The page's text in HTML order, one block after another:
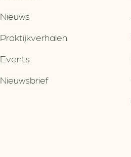
Nieuws
Praktijkverhalen
Events
Nieuwsbrief